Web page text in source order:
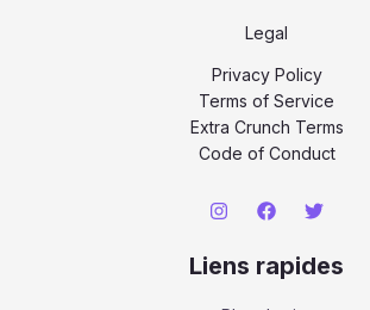
Legal
Privacy Policy
Terms of Service
Extra Crunch Terms
Code of Conduct
Liens rapides